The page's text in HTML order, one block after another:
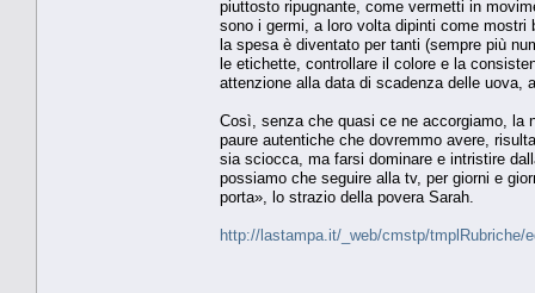
piuttosto ripugnante, come vermetti in
sono i germi, a loro volta dipinti come mostri
la spesa è diventato per tanti (sempre più
le etichette, controllare il colore e la
attenzione alla data di scadenza delle uova,
Così, senza che quasi ce ne accorgiamo, la
paure autentiche che dovremmo avere,
sia sciocca, ma farsi dominare e intristire
possiamo che seguire alla tv, per giorni e
porta», lo strazio della povera Sarah.
http://lastampa.it/_web/cmstp/tmplRubriche/